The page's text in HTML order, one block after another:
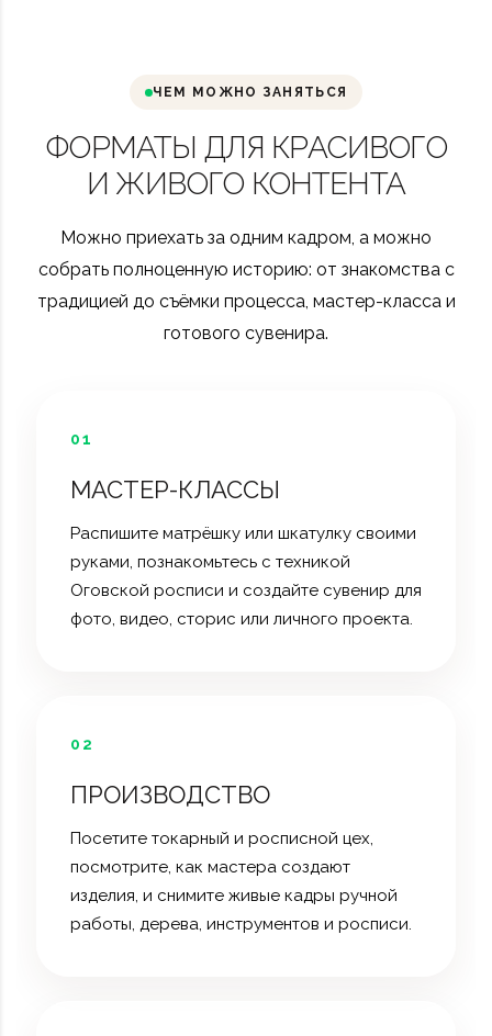
ЧЕМ МОЖНО ЗАНЯТЬСЯ
ФОРМАТЫ ДЛЯ КРАСИВОГО
И ЖИВОГО КОНТЕНТА
Можно приехать за одним кадром, а можно
собрать полноценную историю: от знакомства с
традицией до съёмки процесса, мастер-класса и
готового сувенира.
01
МАСТЕР-КЛАССЫ
Распишите матрёшку или шкатулку своими
руками, познакомьтесь с техникой
Оговской росписи и создайте сувенир для
фото, видео, сторис или личного проекта.
02
ПРОИЗВОДСТВО
Посетите токарный и росписной цех,
посмотрите, как мастера создают
изделия, и снимите живые кадры ручной
работы, дерева, инструментов и росписи.